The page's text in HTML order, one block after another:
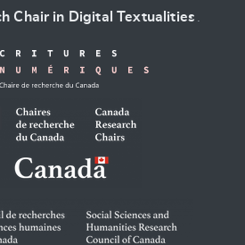
Chair in Digital Textualities